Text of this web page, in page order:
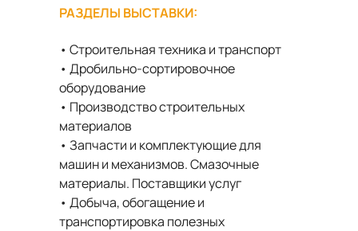
РАЗДЕЛЫ ВЫСТАВКИ:
• Строительная техника и транспорт
• Дробильно-сортировочное
оборудование
• Производство строительных
материалов
• Запчасти и комплектующие для
машин и механизмов. Смазочные
материалы. Поставщики услуг
• Добыча, обогащение и
транспортировка полезных